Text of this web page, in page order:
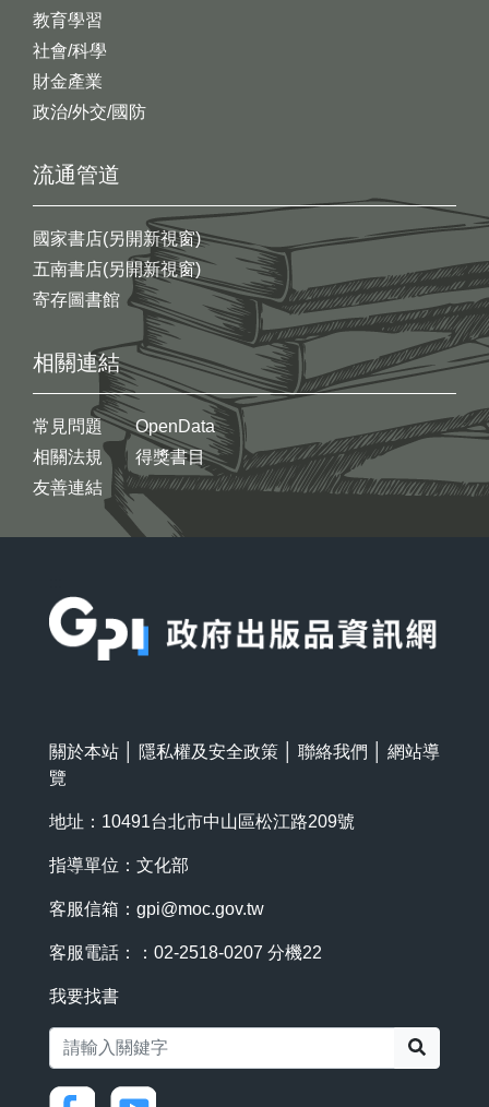
教育學習
社會/科學
財金產業
政治/外交/國防
流通管道
國家書店(另開新視窗)
五南書店(另開新視窗)
寄存圖書館
相關連結
常見問題
相關法規
友善連結
OpenData
得獎書目
關於本站 隱私權及安全政策 聯絡我們
網站導
覽
地址：10491台北市中山區松江路209號
指導單位：文化部
客服信箱： gpi@moc.gov.tw
客服電話：：02-2518-0207 分機22
我要找書